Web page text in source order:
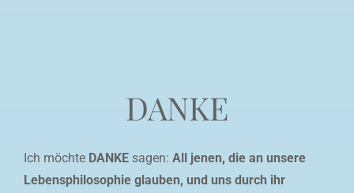
DANKE
Ich möchte DANKEsagen: All jenen, die an unsere
Lebensphilosophie glauben, und uns durch ihr